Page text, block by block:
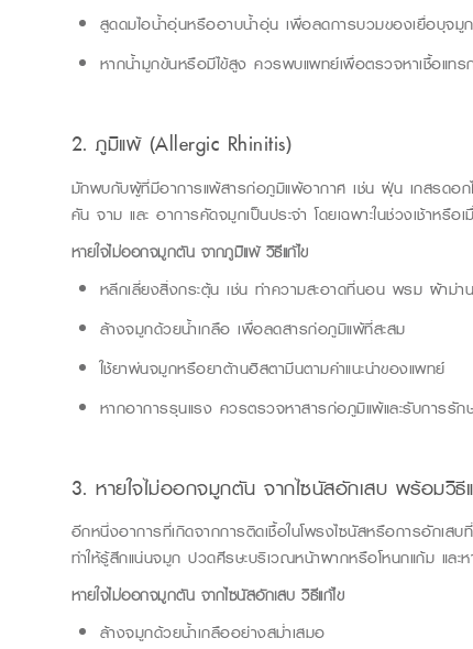
สูดดมไอน้ำอุ่นหรืออาบน้ำอุ่น เพื่อลดการบวมของเยื่อบุจมู
หากน้ำมูกข้นหรือมีไข้สูง ควรพบแพทย์เพื่อตรวจหาเชื้อแท
2. ภูมิแพ้ (Allergic Rhinitis)
มักพบกับผู้ที่มีอาการแพ้สารก่อภูมิแพ้อากาศ เช่น ฝุ่น เกสรดอก
คัน จาม และ อาการคัดจมูกเป็นประจำ โดยเฉพาะในช่วงเช้าหรื
หายใจไม่ออกจมูกตัน จากภูมิแพ้วิธีแก้ไข
หลีกเลี่ยงสิ่งกระตุ้น เช่น ทำความสะอาดที่นอน พรม ผ้าม่าน
ล้างจมูกด้วยน้ำเกลือ เพื่อลดสารก่อภูมิแพ้ที่สะสม
ใช้ยาพ่นจมูกหรือยาต้านฮิสตามีนตามคำแนะนำของแพทย์
หากอาการรุนแรง ควรตรวจหาสารก่อภูมิแพ้และรับการรัก
3. หายใจไม่ออกจมูกตัน จากไซนัสอักเสบ พร้อมวิธี
อีกหนึ่งอาการที่เกิดจากการติดเชื้อในโพรงไซนัสหรือการอักเส
ทำให้รู้สึกแน่นจมูก ปวดศีรษะบริเวณหน้าผากหรือโหนกแก้ม และ
หายใจไม่ออกจมูกตัน จากไซนัสอักเสบ วิธีแก้ไข
ล้างจมูกด้วยน้ำเกลืออย่างสม่ำเสมอ